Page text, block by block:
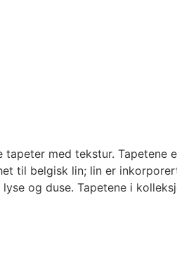
med tekstur.
til belgisk lin; lin er
og duse. Tapetene i